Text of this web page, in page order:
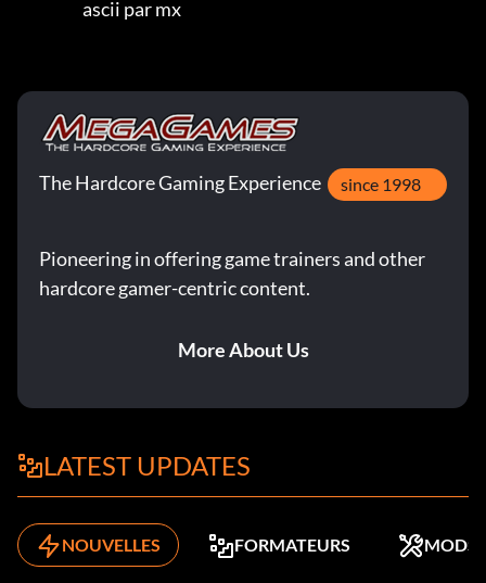
                    ascii par mx
The Hardcore Gaming Experience since 1998
Pioneering in offering game trainers and other
hardcore gamer-centric content.
More About Us
LATEST UPDATES
NOUVELLES FORMATEURS MODS